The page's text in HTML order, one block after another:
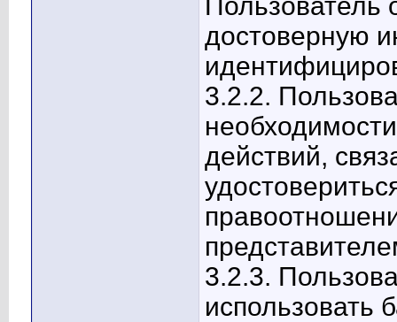
Пользователь
достоверную
3.2.2.
действий,
3.2.3.
использовать